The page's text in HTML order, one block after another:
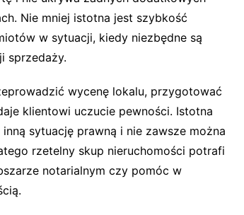
Nie mniej istotna jest szybkość
w sytuacji, kiedy niezbędne są
sprzedaży.
wycenę lokalu, przygotować
klientowi uczucie pewności. Istotna
sytuację prawną i nie zawsze można
rzetelny skup nieruchomości potrafi
notarialnym czy pomóc w